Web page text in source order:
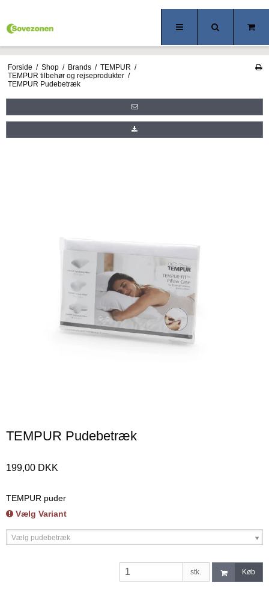
Forside / Shop / Brands / TEMPUR /
TEMPUR tilbehør og rejseprodukter /
TEMPUR Pudebetræk
TEMPUR Pudebetræk
199,00 DKK
TEMPUR puder
Vælg Variant
Vælg pudebetræk
stk. Køb